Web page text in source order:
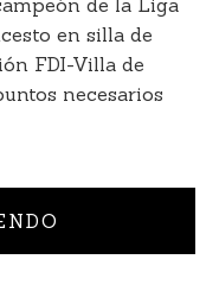
de la Liga
en silla de
FDI-Villa de
necesarios